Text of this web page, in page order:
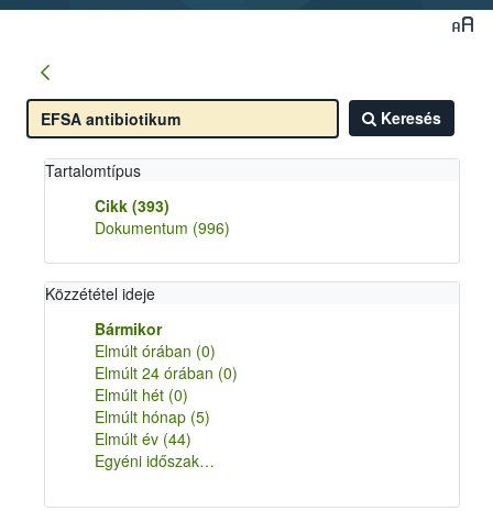
Keresés
Tartalomtípus
Cikk (393)
Dokumentum (996)
Közzététel ideje
Bármikor
Elmúlt órában (0)
Elmúlt 24 órában (0)
Elmúlt hét (0)
Elmúlt hónap (5)
Elmúlt év (44)
Egyéni időszak…